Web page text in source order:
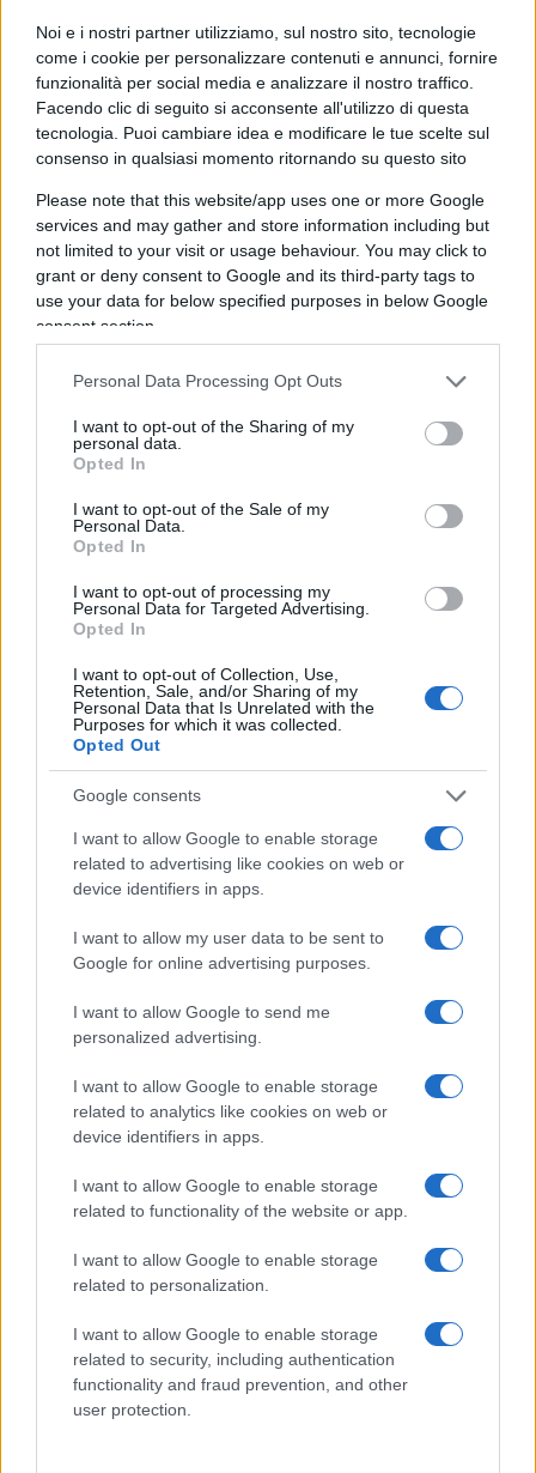
Noi e i nostri partner utilizziamo, sul nostro sito, tecnologie
come i cookie per personalizzare contenuti e annunci, fornire
funzionalità per social media e analizzare il nostro traffico.
Facendo clic di seguito si acconsente all'utilizzo di questa
tecnologia. Puoi cambiare idea e modificare le tue scelte sul
consenso in qualsiasi momento ritornando su questo sito
Please note that this website/app uses one or more Google
services and may gather and store information including but
not limited to your visit or usage behaviour. You may click to
grant or deny consent to Google and its third-party tags to
use your data for below specified purposes in below Google
consent section.
Personal Data Processing Opt Outs
I want to opt-out of the Sharing of my
personal data.
Opted In
I want to opt-out of the Sale of my
Personal Data.
Opted In
I want to opt-out of processing my
Personal Data for Targeted Advertising.
Opted In
I want to opt-out of Collection, Use,
Retention, Sale, and/or Sharing of my
Personal Data that Is Unrelated with the
Purposes for which it was collected.
Opted Out
Google consents
I want to allow Google to enable storage
related to advertising like cookies on web or
device identifiers in apps.
I want to allow my user data to be sent to
Google for online advertising purposes.
I want to allow Google to send me
personalized advertising.
I want to allow Google to enable storage
related to analytics like cookies on web or
device identifiers in apps.
I want to allow Google to enable storage
related to functionality of the website or app.
I want to allow Google to enable storage
related to personalization.
I want to allow Google to enable storage
related to security, including authentication
functionality and fraud prevention, and other
user protection.
Ebbene,sentite oggi come la pensa la Bruzzone
– o eventualmente la sua gemella -: “La telefonata,
a mio modo di vedere, presenta una finestra
psicologica su Alberto Stasi. Emerge un distacco
notevole, ed è una situazione che non si concilia
con l’urgenza che, normalmente, travolge un
soggetto che vede la fidanzata morente a terra e
che, chiaramente, deve rapidamente attivare i
soccorsi. Questo primo distacco, piuttosto
significativo, tipicamente, secondo questo studio
(facendo evidentemente riferimento ad un lavoro
che nega l’assenza di protocolli affermata
nell’intervento precedente,ndr), si concilia
maggiormente con chi non è concentrato sul
qualche modo, lo distanzia dall’evento. Quindi –
conclude la seconda Bruzzone – un primo
indicatore che potrebbe esserci
comportamento menzogniero”.
Leggi anche:
Garlasco, non si ferma il putiferio creato dalla
Bruzzone
questa radicale conversionesul tormentone
della telefonata al 118, che ha contribuito
notevolmente a mostrificare l’attuale condannato,
sia frutto di un lunghissimo ed accurato studio,
oppure se questo totale ribaltamento della
posizione abbia seguito l’andamento altalenante
dei ben cinque processi che ha dovuto subire
Alberto Stasi. Personalmente una idea me la sono
fatta da tempo, ma preferisco lasciarla intuire al
Claudio Romiti, 29 aprile 2026